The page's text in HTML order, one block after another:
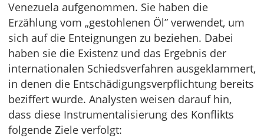
Venezuela aufgenommen. Sie haben die
Erzählung vom „gestohlenen Öl” verwendet, um
sich auf die Enteignungen zu beziehen. Dabei
haben sie die Existenz und das Ergebnis der
internationalen Schiedsverfahren ausgeklammert,
in denen die Entschädigungsverpflichtung bereits
beziffert wurde. Analysten weisen darauf hin,
dass diese Instrumentalisierung des Konflikts
folgende Ziele verfolgt: